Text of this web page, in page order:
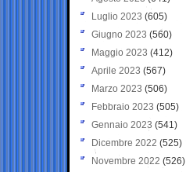
Luglio 2023 (605)
Giugno 2023 (560)
Maggio 2023 (412)
Aprile 2023 (567)
Marzo 2023 (506)
Febbraio 2023 (505)
Gennaio 2023 (541)
Dicembre 2022 (525)
Novembre 2022 (526)